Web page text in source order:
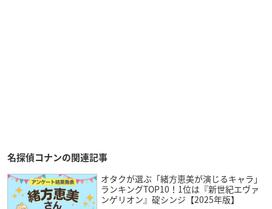
名探偵コナンの関連記事
オタクが選ぶ「緒方恵美が演じるキャラ」
ランキングTOP10！1位は『新世紀エヴァ
ンゲリオン』碇シンジ【2025年版】